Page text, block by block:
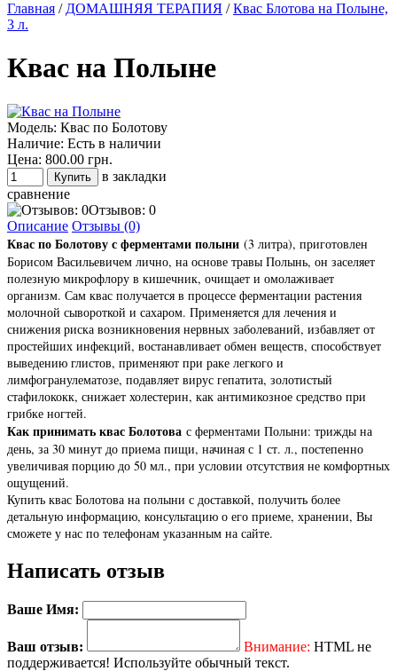
Главная / ДОМАШНЯЯ ТЕРАПИЯ /Квас Блотова на Полыне,
3 л.
Квас на Полыне
Модель: Квас по Болотову
Наличие: Есть в наличии
Цена: 800.00 грн.
в закладки
сравнение
Отзывов: 0
Описание Отзывы (0)
Квас по Болотову с ферментами полыни (3 литра), приготовлен
Борисом Васильевичем лично, на основе травы Полынь, он заселяет
полезную микрофлору в кишечник, очищает и омолаживает
организм. Сам квас получается в процессе ферментации растения
молочной сывороткой и сахаром. Применяется для лечения и
снижения риска возникновения нервных заболеваний, избавляет от
простейших инфекций, востанавливает обмен веществ, способствует
выведению глистов, применяют при раке легкого и
лимфогранулематозе, подавляет вирус гепатита, золотистый
стафилококк, снижает холестерин, как антимикозное средство при
грибке ногтей.
Как принимать квас Болотова с ферментами Полыни: трижды на
день, за 30 минут до приема пищи, начиная с 1 ст. л., постепенно
увеличивая порцию до 50 мл., при условии отсутствия не комфортных
ощущений.
Купить квас Болотова на полыни с доставкой, получить более
детальную информацию, консультацию о его приеме, хранении, Вы
сможете у нас по телефонам указанным на сайте.
Написать отзыв
Ваше Имя:
Ваш отзыв: Внимание: HTML не
поддерживается! Используйте обычный текст.